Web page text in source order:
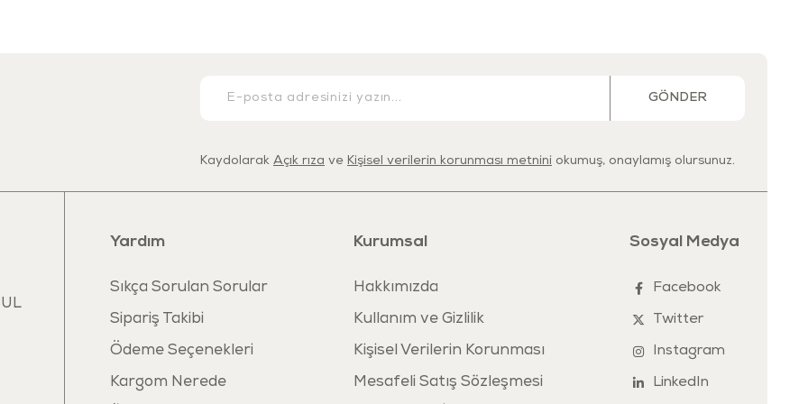
GÖNDER
Kaydolarak Açık rıza ve Kişisel verilerin korunması metnini okumuş, onaylamış olursunuz.
Yardım
Sıkça Sorulan Sorular
Sipariş Takibi
Ödeme Seçenekleri
Kargom Nerede
Kurumsal
Hakkımızda
Kullanım ve Gizlilik
Kişisel Verilerin Korunması
Mesafeli Satış Sözleşmesi
Sosyal Medya
Facebook
Twitter
Instagram
LinkedIn